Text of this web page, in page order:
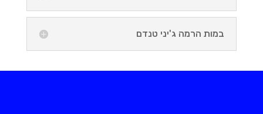
במות הרמה ג'יני טנדם